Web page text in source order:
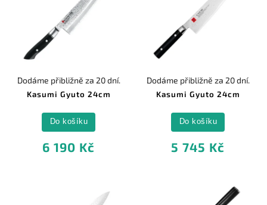
Kasumi Gyuto 24cm
Dodáme přibližně za 20 dní.
6 190 Kč
Do košíku
Kasumi Gyuto 24cm
Dodáme přibližně za 20 dní.
5 745 Kč
Do košíku